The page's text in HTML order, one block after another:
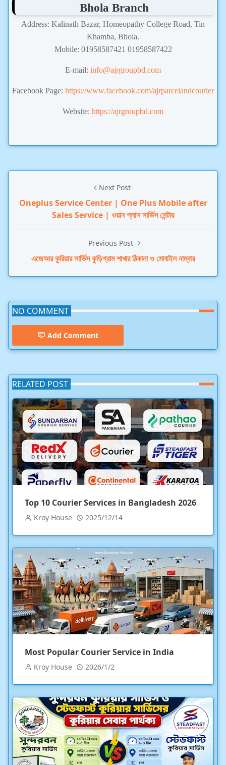
Bhola Branch
Address: Kalinath Bazar, Homeopathy College Road, Tin
Khamba, Bhola.
Mobile: 01958587421 01958587422
E-mail: info@ajrgroupbd.com
Facebook Page: https://www.facebook.com/ajrparcelandcourier
Website: https://ajrgroupbd.com
Next Post
Oneplus Service Center | One Plus Mobile after
Sales Service | ওয়ান প্লাস সার্ভিস সেন্টার
Previous Post
এজেআর কুরিয়ার সার্ভিস কুড়িগ্রাম শাখার ঠিকানা ও মোবাইল নাম্বার
NO COMMENT
Add Comment
RELATED POST
Top 10 Courier Services in Bangladesh 2026
Kroy House 2025/12/14
Most Popular Courier Service in India
Kroy House 2026/1/2